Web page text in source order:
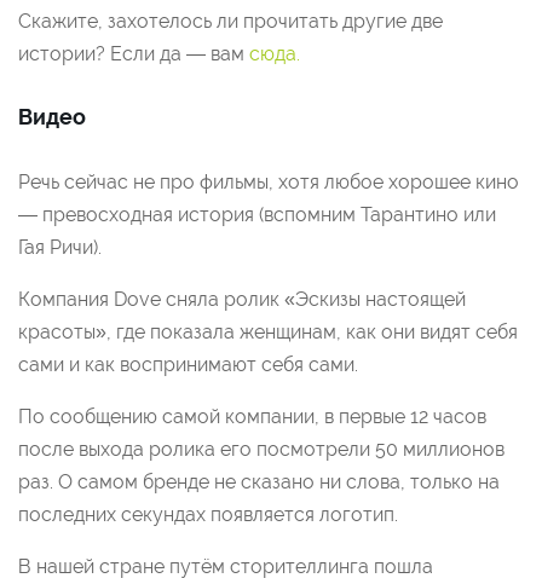
Скажите, захотелось ли прочитать другие две
истории? Если да — вам сюда.
Видео
Речь сейчас не про фильмы, хотя любое хорошее кино
— превосходная история (вспомним Тарантино или
Гая Ричи).
Компания Dove сняла ролик «Эскизы настоящей
красоты», где показала женщинам, как они видят себя
сами и как воспринимают себя сами.
По сообщению самой компании, в первые 12 часов
после выхода ролика его посмотрели 50 миллионов
раз. О самом бренде не сказано ни слова, только на
последних секундах появляется логотип.
В нашей стране путём сторителлинга пошла